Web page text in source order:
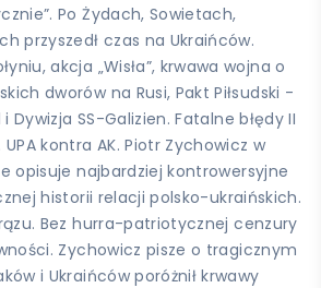
Po Żydach, Sowietach,
przyszedł czas na Ukraińców.
akcja „Wisła”, krwawa wojna o
dworów na Rusi, Pakt Piłsudski -
Dywizja SS-Galizien. Fatalne błędy II
UPA kontra AK. Piotr Zychowicz w
opisuje najbardziej kontrowersyjne
historii relacji polsko-ukraińskich.
Bez hurra-patriotycznej cenzury
Zychowicz pisze o tragicznym
i Ukraińców poróżnił krwawy